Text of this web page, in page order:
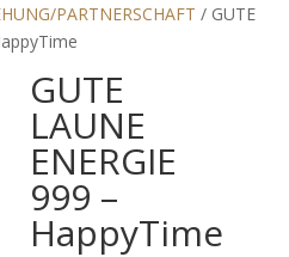
PARTNERSCHAFT/ GUTE
GUTE
LAUNE
ENERGIE
999 –
HappyTime